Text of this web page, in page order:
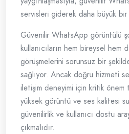
servisleri giderek daha büyük bir
Güvenilir WhatsApp görüntülü
kullanıcıların hem bireysel hem
görüşmelerini sorunsuz bir
sağlıyor. Ancak doğru hizmeti
iletişim deneyimi için kritik önem
yüksek görüntü ve ses kalitesi
güvenilirlik ve kullanıcı dostu
çıkmalıdır.